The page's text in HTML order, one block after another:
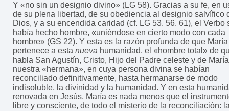
Y «no sin un designio divino» (LG 58). Gracias a su fe, en
de su plena libertad, de su obediencia al designio salvífico
Dios, y a su encendida caridad (cf. LG 53. 56. 61), el Verbo
había hecho hombre, «uniéndose en cierto modo con cada
hombre» (GS 22). Y esta es la razón profunda de que María
pertenece a esta nueva humanidad, el «hombre total» de
habla San Agustín, Cristo, Hijo del Padre celeste y de María
nuestra «hermana», en cuya persona divina se habían
reconciliado definitivamente, hasta hermanarse de modo
indisoluble, la divinidad y la humanidad. Y en esta
renovada en Jesús, María es nada menos que el
libre y consciente, de todo el misterio de la reconciliación: